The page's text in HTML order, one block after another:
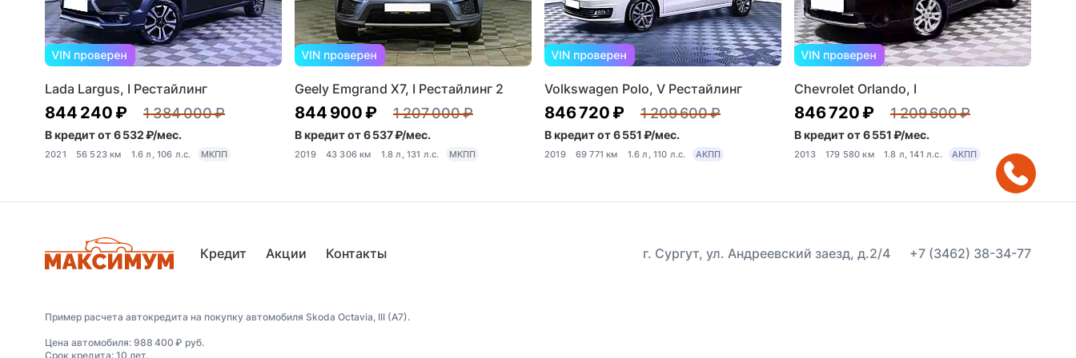
Lada Largus, I Рестайлинг
844 240 ₽ 1 384 000 ₽
В кредит от 6 532 ₽/мес.
2021 56 523 км 1.6 л, 106 л.с. МКПП
Geely Emgrand X7, I Рестайлинг 2
844 900 ₽ 1 207 000 ₽
В кредит от 6 537 ₽/мес.
2019 43 306 км 1.8 л, 131 л.с. МКПП
Volkswagen Polo, V Рестайлинг
846 720 ₽ 1 209 600 ₽
В кредит от 6 551 ₽/мес.
2019 69 771 км 1.6 л, 110 л.с. АКПП
Chevrolet Orlando, I
846 720 ₽ 1 209 600 ₽
В кредит от 6 551 ₽/мес.
2013 179 580 км 1.8 л, 141 л.с. АКПП
Кредит Акции Контакты г. Сургут, ул. Андреевский заезд, д.2/4 +7 (3462) 38-34-77
Пример расчета автокредита на покупку автомобиля Skoda Octavia, III (A7).
Цена автомобиля: 988 400 ₽ руб.
Срок кредита: 10 лет.